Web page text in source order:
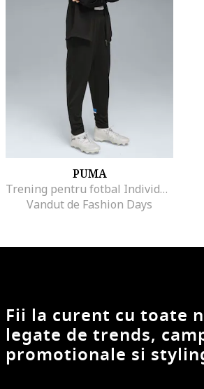
PUMA
Trening pentru fotbal Individual Rise, Alb/Negru/Albastru
Vandut de Fashion Days
Fii la curent cu toate
legate de trends,
promotionale si